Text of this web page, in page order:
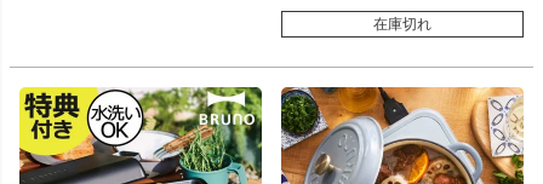
在庫切れ